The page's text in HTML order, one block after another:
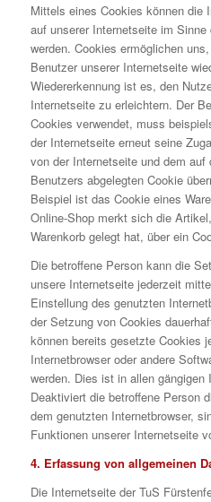
Mittels eines Cookies können die
auf unserer Internetseite im
werden. Cookies ermöglichen
Benutzer unserer Internetseite
Wiedererkennung ist es, den
Internetseite zu erleichtern. Der
Cookies verwendet, muss
der Internetseite erneut seine
von der Internetseite und dem
Benutzers abgelegten Cookie
Beispiel ist das Cookie eines
Online-Shop merkt sich die
Warenkorb gelegt hat, über ein
Die betroffene Person kann die
unsere Internetseite jederzeit
Einstellung des genutzten
der Setzung von Cookies
können bereits gesetzte Cookies
Internetbrowser oder andere
werden. Dies ist in allen gängigen
Deaktiviert die betroffene Person
dem genutzten Internetbrowser,
Funktionen unserer Internetseite
4. Erfassung von allgemeinen
Die Internetseite der TuS